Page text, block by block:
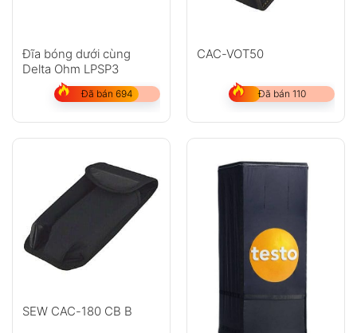
Đĩa bóng dưới cùng
Delta Ohm LPSP3
Đã bán 694
CAC-VOT50
Đã bán 110
SEW CAC-180 CB B